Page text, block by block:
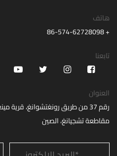
هاتف
+ 86-574-62728098
تابعنا
العنوان
رقم 37 من طريق رونغتشوانغ،
مقاطعة تشجيانغ، الصين